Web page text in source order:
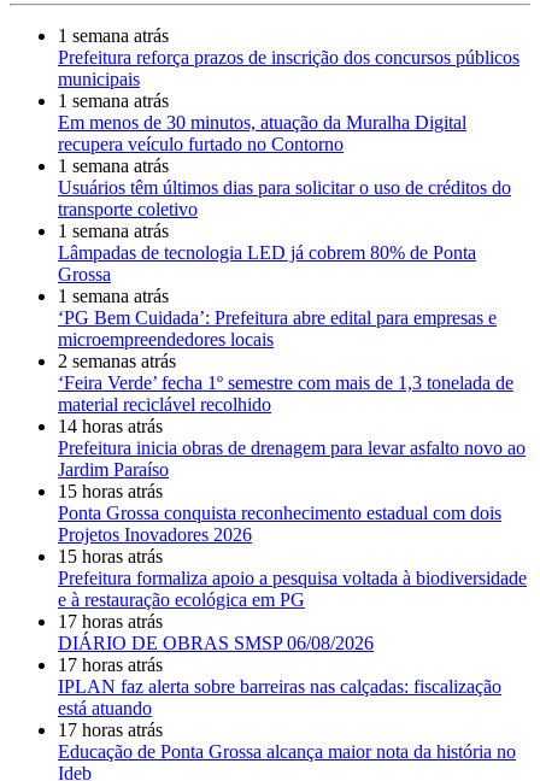
1 semana atrás
Prefeitura reforça prazos de inscrição dos concursos públicos
municipais
1 semana atrás
Em menos de 30 minutos, atuação da Muralha Digital
recupera veículo furtado no Contorno
1 semana atrás
Usuários têm últimos dias para solicitar o uso de créditos do
transporte coletivo
1 semana atrás
Lâmpadas de tecnologia LED já cobrem 80% de Ponta
Grossa
1 semana atrás
‘PG Bem Cuidada’: Prefeitura abre edital para empresas e
microempreendedores locais
2 semanas atrás
‘Feira Verde’ fecha 1º semestre com mais de 1,3 tonelada de
material reciclável recolhido
14 horas atrás
Prefeitura inicia obras de drenagem para levar asfalto novo ao
Jardim Paraíso
15 horas atrás
Ponta Grossa conquista reconhecimento estadual com dois
Projetos Inovadores 2026
15 horas atrás
Prefeitura formaliza apoio a pesquisa voltada à biodiversidade
e à restauração ecológica em PG
17 horas atrás
DIÁRIO DE OBRAS SMSP 06/08/2026
17 horas atrás
IPLAN faz alerta sobre barreiras nas calçadas: fiscalização
está atuando
17 horas atrás
Educação de Ponta Grossa alcança maior nota da história no
Ideb